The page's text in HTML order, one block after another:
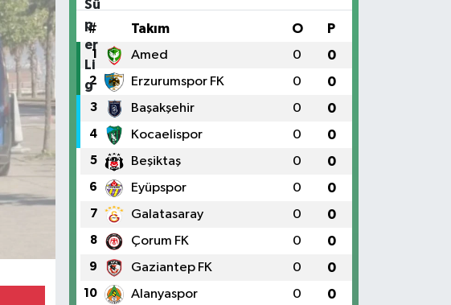
# Takım O P
1 Amed 0 0
2 Erzurumspor FK 0 0
3 Başakşehir 0 0
4 Kocaelispor 0 0
5 Beşiktaş 0 0
6 Eyüpspor 0 0
7 Galatasaray 0 0
8 Çorum FK 0 0
9 Gaziantep FK 0 0
10 Alanyaspor 0 0